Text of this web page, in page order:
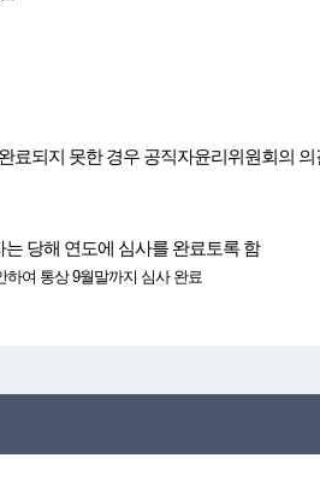
료되지 못한 경우 공직자윤리위원회의
당해 연도에 심사를 완료토록 함
여 통상 9월말까지 심사 완료